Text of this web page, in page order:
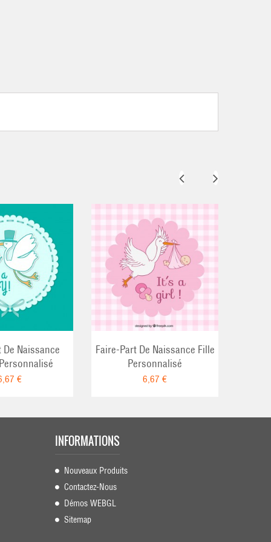
De Naissance
€
Faire-Part De Naissance Fille
Personnalisé
6,67 €
INFORMATIONS
Nouveaux Produits
Contactez-Nous
Démos WEBGL
Sitemap